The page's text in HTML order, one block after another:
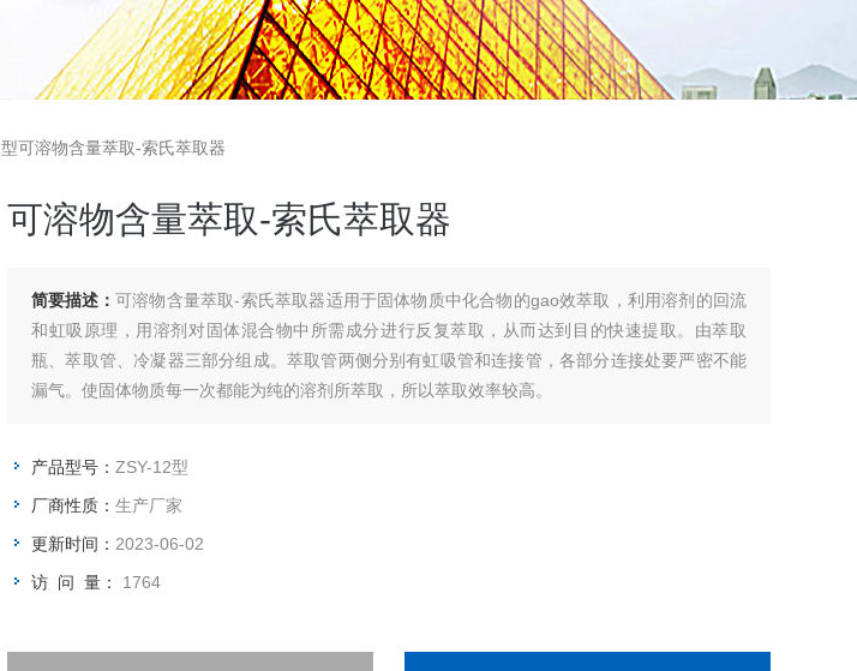
可溶物含量萃取-索氏萃取器
可溶物含量萃取-索氏萃取器
简要描述： 可溶物含量萃取-索氏萃取器适用于固体物质中化合物的gao效萃取，利用溶剂的回流
和虹吸原理，用溶剂对固体混合物中所需成分进行反复萃取，从而达到目的快速提取。由萃取
瓶、萃取管、冷凝器三部分组成。萃取管两侧分别有虹吸管和连接管，各部分连接处要严密不能
漏气。使固体物质每一次都能为纯的溶剂所萃取，所以萃取效率较高。
产品型号： ZSY-12型
厂商性质： 生产厂家
更新时间： 2023-06-02
访 问 量： 1764